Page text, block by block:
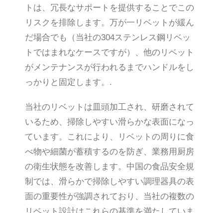
トは、冗長なサポートを提供することでこの
リスクを排除します。万が一リベットが緩ん
だ場合でも（当社の304ステンレス鋼リベッ
トではまれなケースですが）、他のリベット
がメンテナンスが行われるまでハンドルをし
っかりと固定します。.
当社のリベットは皿頭加工され、研磨されて
いるため、掃除しやすい滑らかな表面になっ
ています。これにより、リベットの周りに食
べ物や細菌が蓄積するのを防ぎ、業務用厨房
の衛生状態を改善します。中国の食品安全規
制では、滑らかで掃除しやすい調理器具の表
面の重要性が強調されており、当社の複数の